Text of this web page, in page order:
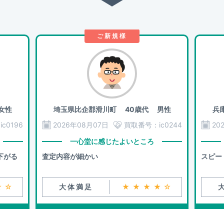
性
ic0196
がる
ご新規様
埼玉県比企郡滑川町40歳代 男性
2026年08月07日
買取番号： ic0244
一心堂に感じたよいところ
査定内容が細かい
大体満足 ★★★★☆
兵
スピー